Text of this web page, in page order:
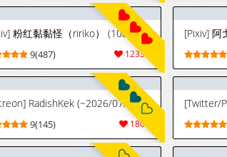
[Pixiv] 粉红黏黏怪（ririko） (108211955) 2026.08.01
12339
9(487)
[Patreon] RadishKek (~2026/07/31) [Uncensored]
1808
9(145)